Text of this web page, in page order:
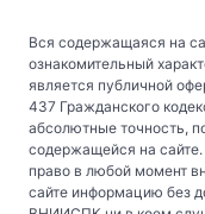
Вся содержащаяся на
ознакомительный
является публичной
437 Гражданского
абсолютные точность,
содержащейся на
право в любой момент
сайте информацию без